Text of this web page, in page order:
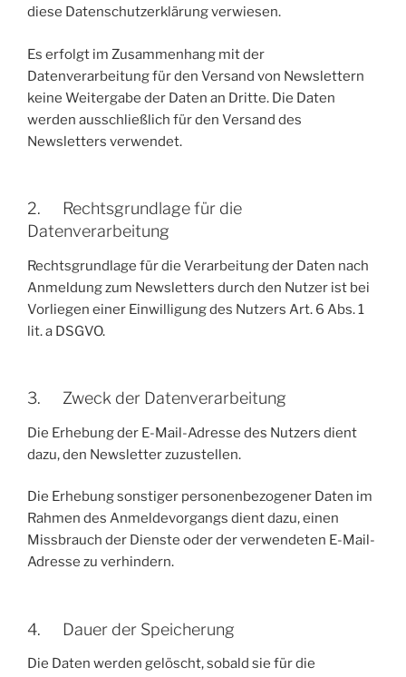
diese Datenschutzerklärung verwiesen.
Es erfolgt im Zusammenhang mit der
Datenverarbeitung für den Versand von Newslettern
keine Weitergabe der Daten an Dritte. Die Daten
werden ausschließlich für den Versand des
Newsletters verwendet.
2. Rechtsgrundlage für die
Datenverarbeitung
Rechtsgrundlage für die Verarbeitung der Daten nach
Anmeldung zum Newsletters durch den Nutzer ist bei
Vorliegen einer Einwilligung des Nutzers Art. 6 Abs. 1
lit. a DSGVO.
3. Zweck der Datenverarbeitung
Die Erhebung der E-Mail-Adresse des Nutzers dient
dazu, den Newsletter zuzustellen.
Die Erhebung sonstiger personenbezogener Daten im
Rahmen des Anmeldevorgangs dient dazu, einen
Missbrauch der Dienste oder der verwendeten E-Mail-
Adresse zu verhindern.
4. Dauer der Speicherung
Die Daten werden gelöscht, sobald sie für die